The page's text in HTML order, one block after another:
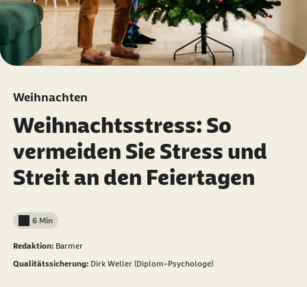
Weihnachten
Weihnachtsstress: So
vermeiden Sie Stress und
Streit an den Feiertagen
Lesedauer weniger als
6 Min
Redaktion: Barmer
Qualitätssicherung: Dirk Weller (Diplom-Psychologe)